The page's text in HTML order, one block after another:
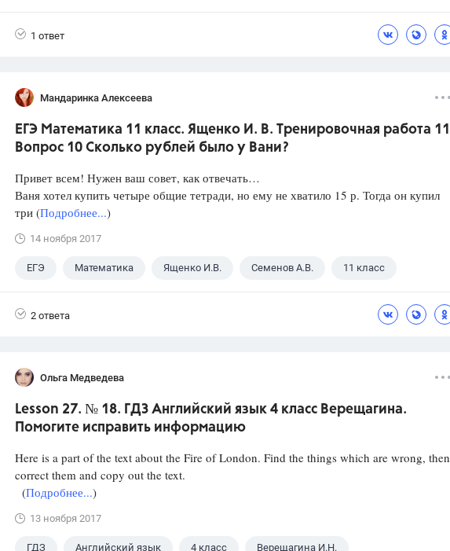
1 ответ
Мандаринка Алексеева
ЕГЭ Математика 11 класс. Ященко И. В. Тренировочная работа 11
Вопрос 10 Сколько рублей было у Вани?
Привет всем! Нужен ваш совет, как отвечать…
Ваня хотел купить четыре общие тетради, но ему не хватило 15 р. Тогда он купил
три (Подробнее...)
14 ноября 2017
ЕГЭ Математика Ященко И.В. Семенов А.В. 11 класс
2 ответа
Ольга Медведева
Lesson 27. № 18. ГДЗ Английский язык 4 класс Верещагина.
Помогите исправить информацию
Here is a part of the text about the Fire of London. Find the things which are wrong, then
correct them and copy out the text.
(Подробнее...)
13 ноября 2017
ГДЗ Английский язык 4 класс Верещагина И.Н.